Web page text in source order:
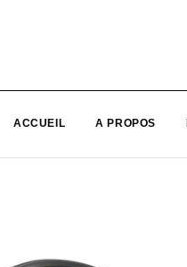
ACCUEIL A PROPOS